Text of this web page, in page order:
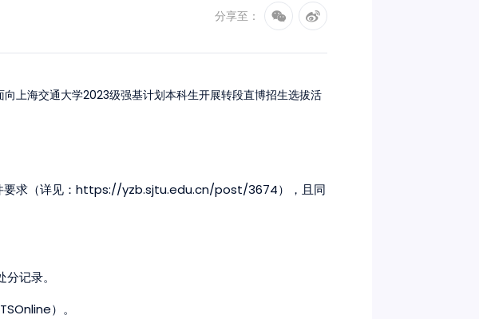
分享至：
向上海交通大学2023级强基计划本科生开展转段直博招生选拔活
求（详见： https://yzb.sjtu.edu.cn/post/3674），且同
记录。
）。